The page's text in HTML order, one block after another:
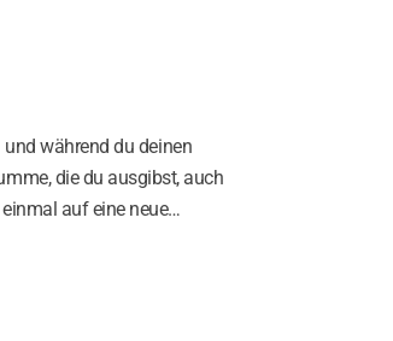
während du deinen
die du ausgibst, auch
auf eine neue…